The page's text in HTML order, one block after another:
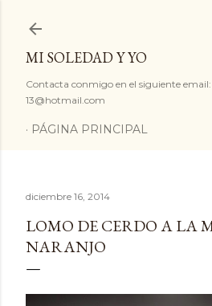
MI SOLEDAD Y YO
Contacta conmigo en el siguiente
13@hotmail.com
PÁGINA PRINCIPAL
diciembre 16, 2014
LOMO DE CERDO A LA
NARANJO